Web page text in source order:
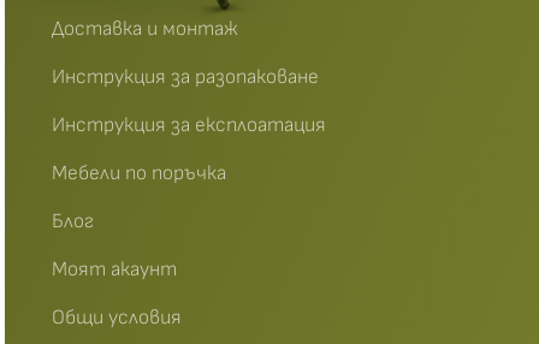
Доставка и монтаж
Инструкция за разопаковане
Инструкция за експлоатация
Мебели по поръчка
Блог
Моят акаунт
Общи условия